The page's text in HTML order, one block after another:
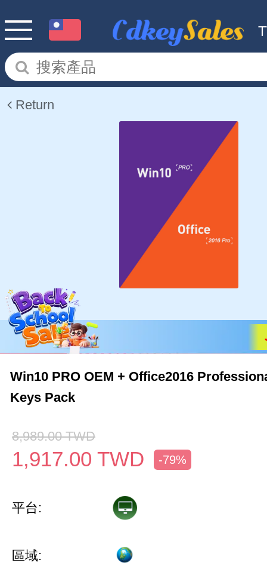
Return
Win10 PRO OEM + Office2016
Keys Pack
8,989.00 TWD
1,917.00 TWD -79%
平台:
區域: